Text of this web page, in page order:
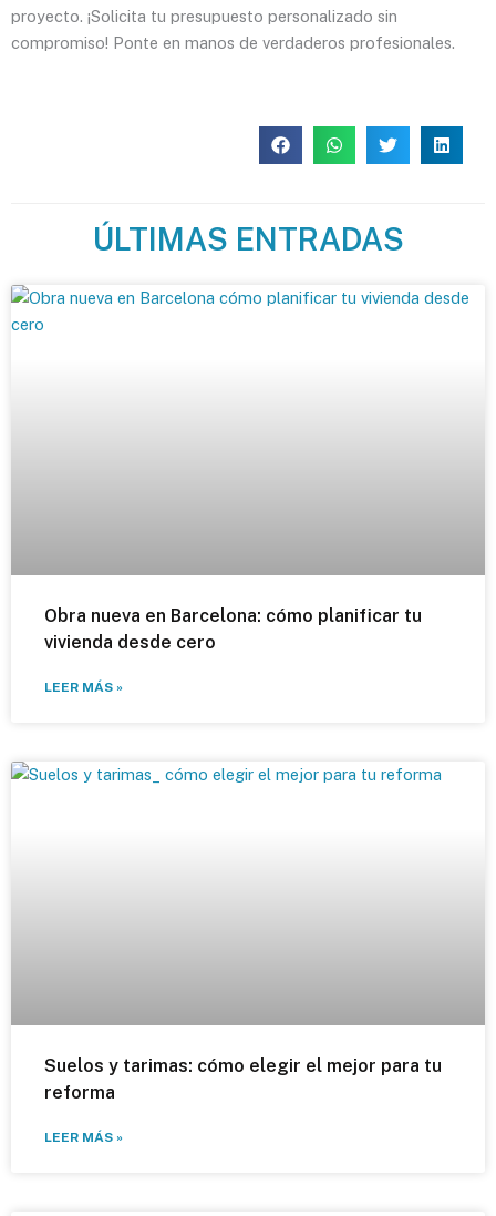
proyecto. ¡Solicita tu presupuesto personalizado sin
compromiso! Ponte en manos de verdaderos profesionales.
ÚLTIMAS ENTRADAS
Obra nueva en Barcelona: cómo planificar tu
vivienda desde cero
LEER MÁS »
Suelos y tarimas: cómo elegir el mejor para tu
reforma
LEER MÁS »